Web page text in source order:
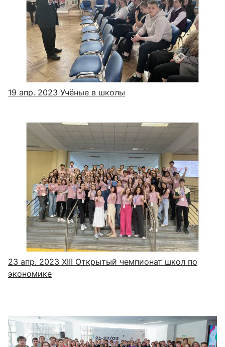
19 апр. 2023 Учёные в школы
23 апр. 2023 XIII Открытый чемпионат школ по
экономике